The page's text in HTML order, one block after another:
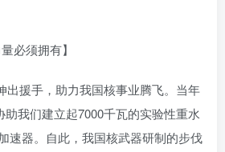
必须拥有】
出援手，助力我国核事业腾飞。当年
我们建立起7000千瓦的实验性重水
速器。自此，我国核武器研制的步伐